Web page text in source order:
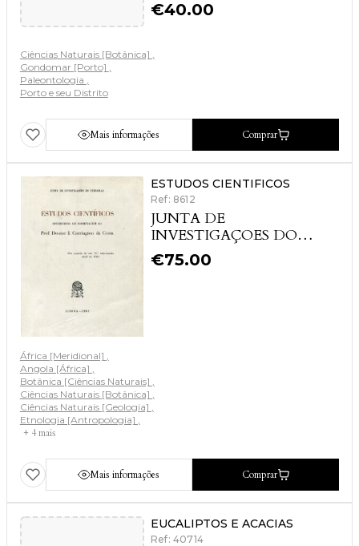
€40.00
Ciências Naturais [Botânica]
Gondomar [Porto]
Paleontologia
Porto e seu Distrito
Mais informações Comprar
ESTUDOS CIENTIFICOS
Ref: 8612
JUNTA DE
INVESTIGAÇOES DO
ULTRAMAR
€75.00
África [Meridional]
Angola [África]
Botânica [Ciências Naturais]
Ciências Naturais [Botânica]
Ciências Naturais [Geologia]
Etnologia [Antropologia]
+ 4 mais
Mais informações Comprar
EUCALIPTOS E ACACIAS
Ref: 40714